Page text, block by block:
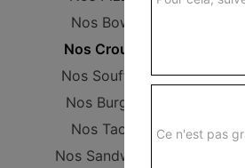
Nos Bowls
Nos Crousty
Nos Soufflets
Nos Burgers
Nos Tacos
Nos Sandwichs
Ce n'est pas